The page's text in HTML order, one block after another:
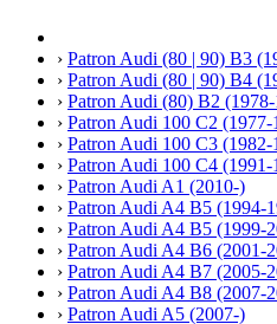
› Patron Audi (80 | 90) B3
› Patron Audi (80 | 90) B4
› Patron Audi (80) B2
› Patron Audi 100 C2 (1977-
› Patron Audi 100 C3 (1982-
› Patron Audi 100 C4 (1991-
› Patron Audi A1 (2010-)
› Patron Audi A4 B5 (1994-
› Patron Audi A4 B5 (1999-
› Patron Audi A4 B6 (2001-
› Patron Audi A4 B7 (2005-
› Patron Audi A4 B8 (2007-
› Patron Audi A5 (2007-)